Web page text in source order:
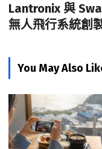
Lantronix 與
無人飛行系統創
You May Also